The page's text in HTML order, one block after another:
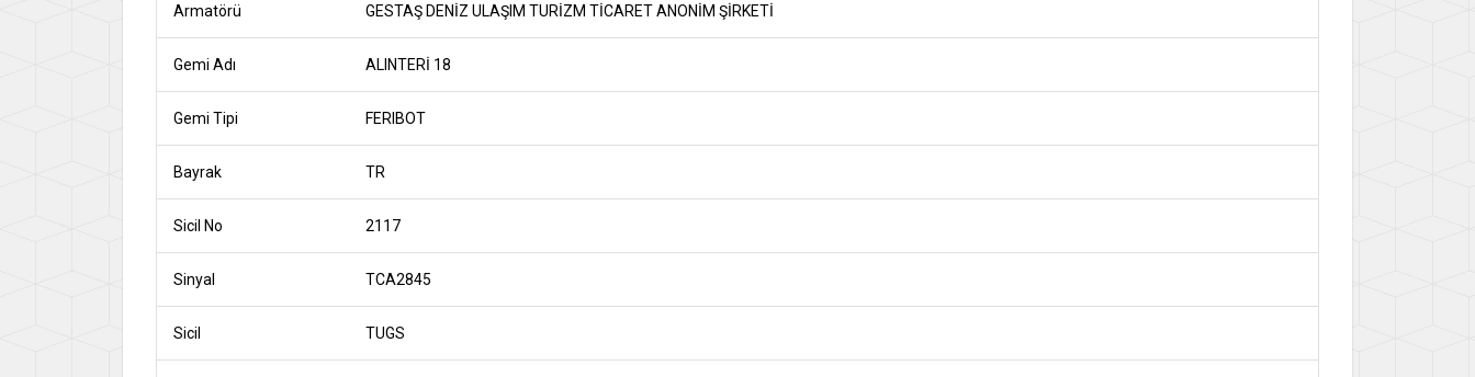
Armatörü GESTAŞ DENİZ ULAŞIM TURİZM TİCARET ANONİM ŞİRKETİ
Gemi Adı ALINTERİ 18
Gemi Tipi FERIBOT
Bayrak TR
Sicil No 2117
Sinyal TCA2845
Sicil TUGS